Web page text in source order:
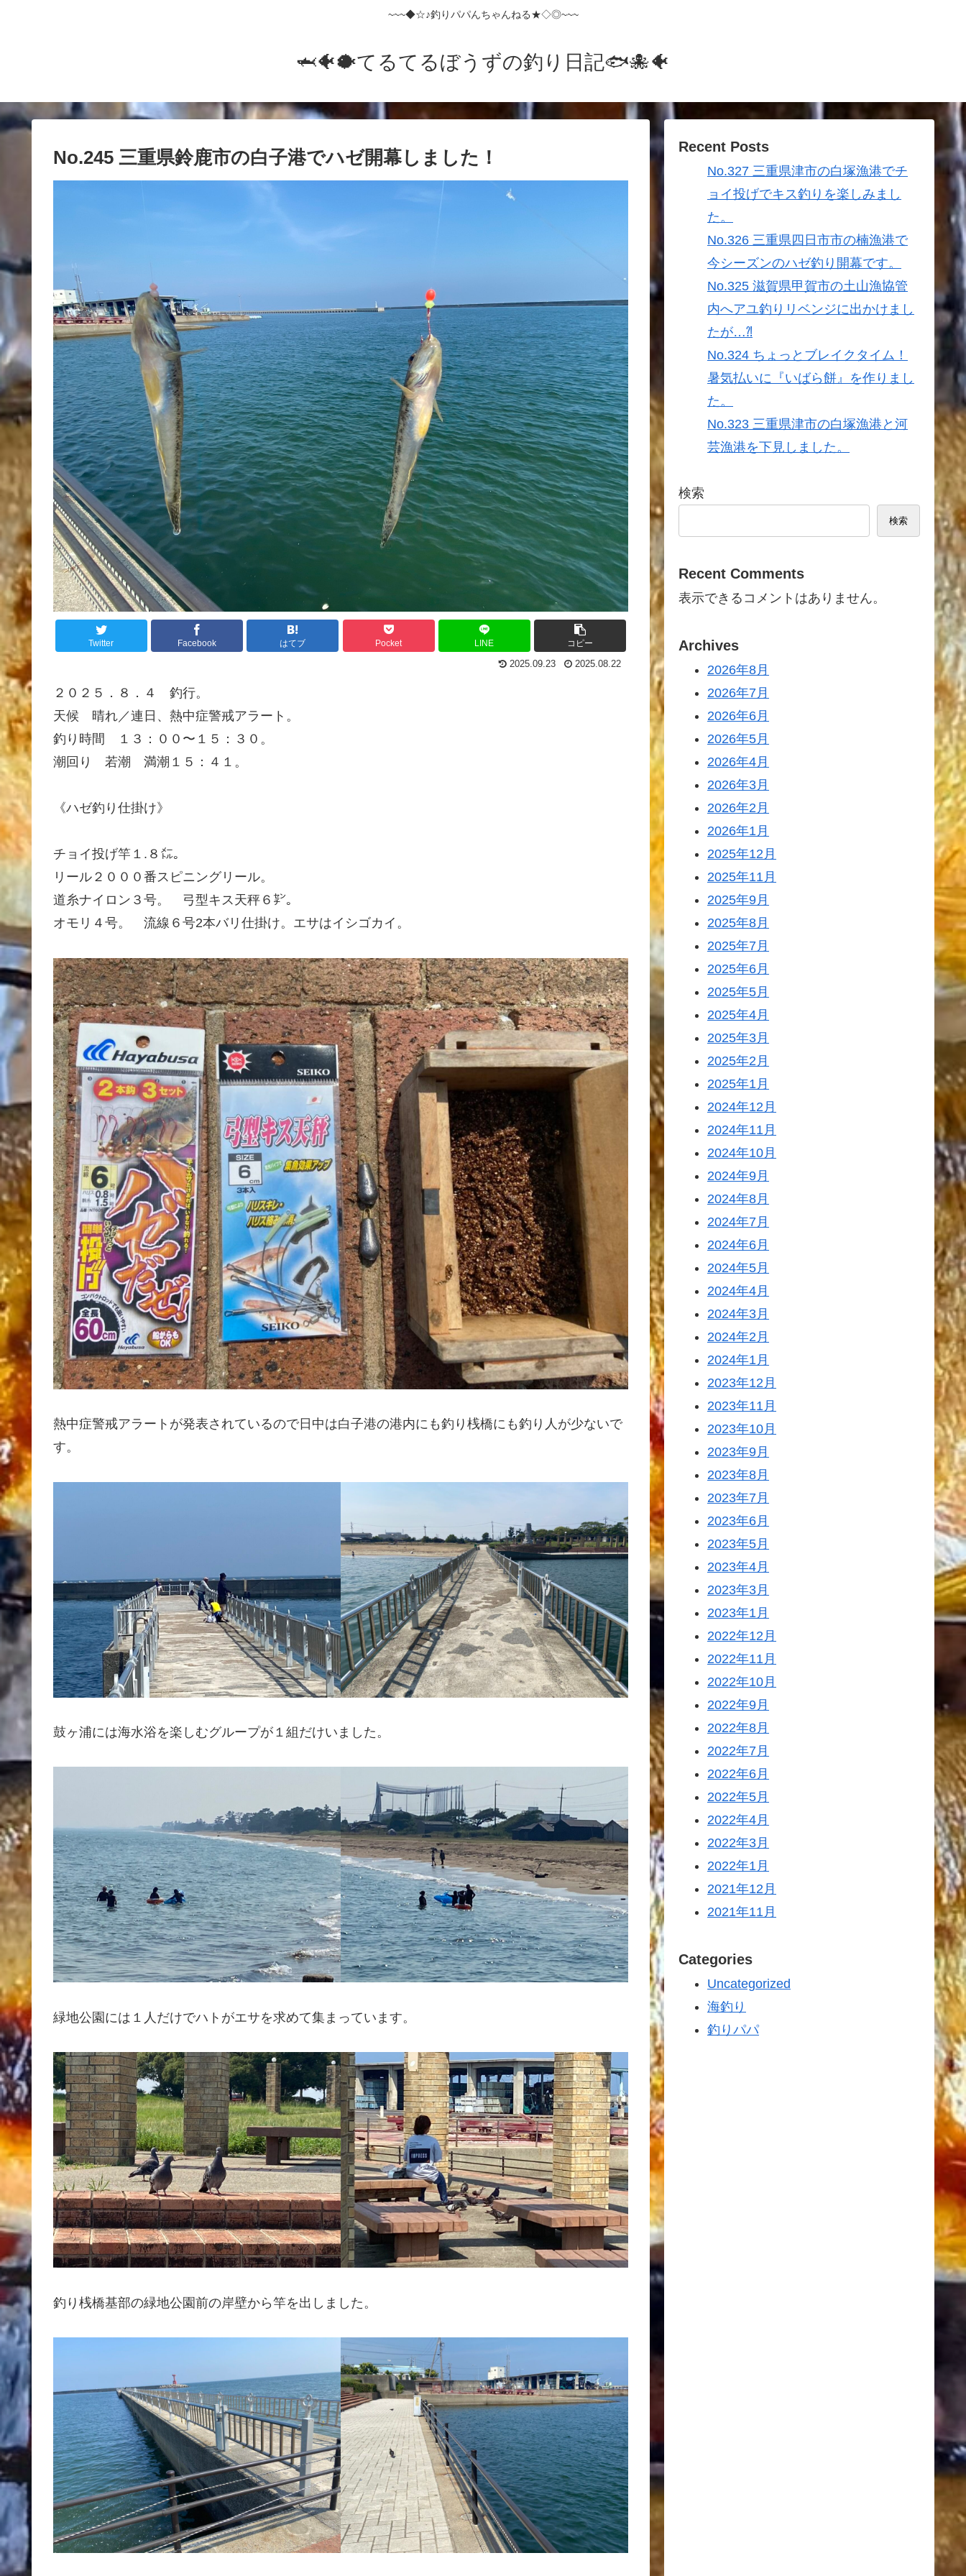
~~~◆☆♪釣りパパんちゃんねる★◇◎~~~
🦈🐠🐡てるてるぼうずの釣り日記🐟️🐙🐠
No.245 三重県鈴鹿市の白子港でハゼ開幕しました！
Twitter Facebook はてブ Pocket LINE コピー
2025.09.23 2025.08.22
２０２５．８．４ 釣行。
天候 晴れ／連日、熱中症警戒アラート。
釣り時間 １３：００〜１５：３０。
潮回り 若潮 満潮１５：４１。
《ハゼ釣り仕掛け》
チョイ投げ竿１.８㍍。
リール２０００番スピニングリール。
道糸ナイロン３号。 弓型キス天秤６㌢。
オモリ４号。 流線６号2本バリ仕掛け。エサはイシゴカイ。
熱中症警戒アラートが発表されているので日中は白子港の港内にも釣り桟橋にも釣り人が少ないで
す。
鼓ヶ浦には海水浴を楽しむグループが１組だけいました。
緑地公園には１人だけでハトがエサを求めて集まっています。
釣り桟橋基部の緑地公園前の岸壁から竿を出しました。
Recent Posts
No.327 三重県津市の白塚漁港でチ
ョイ投げでキス釣りを楽しみまし
た。
No.326 三重県四日市市の楠漁港で
今シーズンのハゼ釣り開幕です。
No.325 滋賀県甲賀市の土山漁協管
内へアユ釣りリベンジに出かけまし
たが…⁈
No.324 ちょっとブレイクタイム！
暑気払いに『いばら餅』を作りまし
た。
No.323 三重県津市の白塚漁港と河
芸漁港を下見しました。
検索
検索
Recent Comments
表示できるコメントはありません。
Archives
2026年8月
2026年7月
2026年6月
2026年5月
2026年4月
2026年3月
2026年2月
2026年1月
2025年12月
2025年11月
2025年9月
2025年8月
2025年7月
2025年6月
2025年5月
2025年4月
2025年3月
2025年2月
2025年1月
2024年12月
2024年11月
2024年10月
2024年9月
2024年8月
2024年7月
2024年6月
2024年5月
2024年4月
2024年3月
2024年2月
2024年1月
2023年12月
2023年11月
2023年10月
2023年9月
2023年8月
2023年7月
2023年6月
2023年5月
2023年4月
2023年3月
2023年1月
2022年12月
2022年11月
2022年10月
2022年9月
2022年8月
2022年7月
2022年6月
2022年5月
2022年4月
2022年3月
2022年1月
2021年12月
2021年11月
Categories
Uncategorized
海釣り
釣りパパ